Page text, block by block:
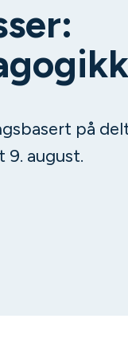
på
9. august.